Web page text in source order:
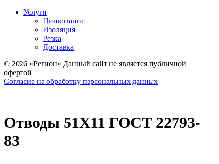
Услуги
Цинкование
Изоляция
Резка
Доставка
© 2026 «Регион» Данный сайт не является публичной
офертой
Согласие на обработку персональных данных
Отводы 51X11 ГОСТ 22793-
83